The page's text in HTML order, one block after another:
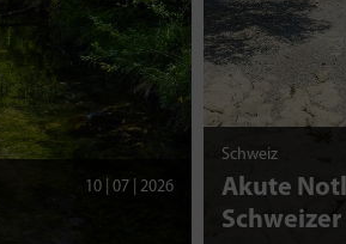
10 | 07 | 2026
Schweiz
Akute